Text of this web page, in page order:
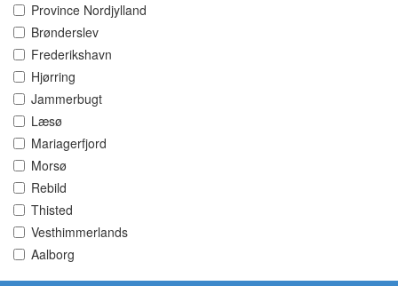
Province Nordjylland
Brønderslev
Frederikshavn
Hjørring
Jammerbugt
Læsø
Mariagerfjord
Morsø
Rebild
Thisted
Vesthimmerlands
Aalborg